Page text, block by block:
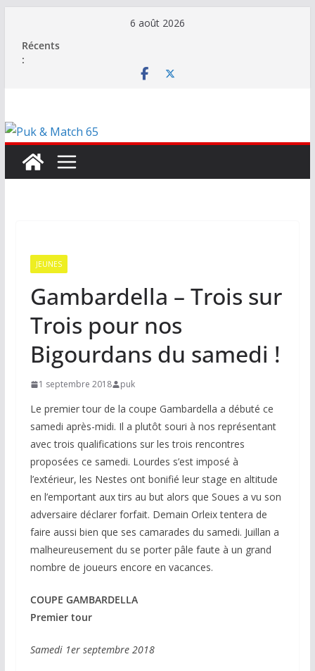
contenu
6 août 2026
Récents
:
JEUNES
Gambardella – Trois sur
Trois pour nos
Bigourdans du samedi !
1 septembre 2018 puk
Le premier tour de la coupe Gambardella a débuté ce
samedi après-midi. Il a plutôt souri à nos représentant
avec trois qualifications sur les trois rencontres
proposées ce samedi. Lourdes s’est imposé à
l’extérieur, les Nestes ont bonifié leur stage en altitude
en l’emportant aux tirs au but alors que Soues a vu son
adversaire déclarer forfait. Demain Orleix tentera de
faire aussi bien que ses camarades du samedi. Juillan a
malheureusement du se porter pâle faute à un grand
nombre de joueurs encore en vacances.
COUPE GAMBARDELLA
Premier tour
Samedi 1er septembre 2018